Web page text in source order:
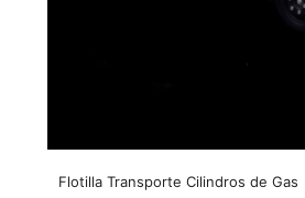
Flotilla Transporte Cilindros de Gas